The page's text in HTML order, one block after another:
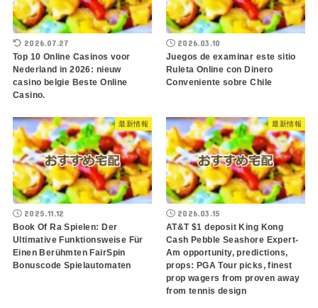
2026.07.27
Top 10 Online Casinos voor
Nederland in 2026: nieuw
casino belgie Beste Online
Casino.
2026.03.10
Juegos de examinar este sitio
Ruleta Online con Dinero
Conveniente sobre Chile
最新情報
2025.11.12
Book Of Ra Spielen: Der
Ultimative Funktionsweise Für
Einen Berühmten FairSpin
Bonuscode Spielautomaten
最新情報
2026.03.15
AT&T $1 deposit King Kong
Cash Pebble Seashore Expert-
Am opportunity, predictions,
props: PGA Tour picks, finest
prop wagers from proven away
from tennis design